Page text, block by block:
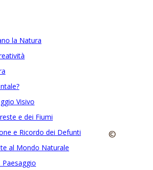
©
la Natura
Visivo
e dei Fiumi
e Ricordo dei Defunti
al Mondo Naturale